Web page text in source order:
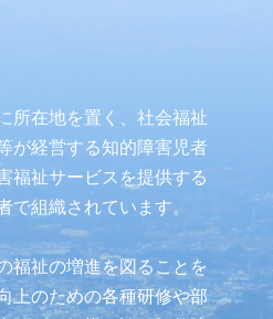
所在地を置く、社会福祉
が経営する知的障害児者
福祉サービスを提供する
で組織されています。
福祉の増進を図ることを
上のための各種研修や部